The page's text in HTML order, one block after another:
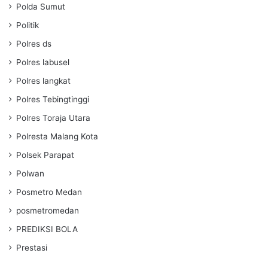
Polda Sumut
Politik
Polres ds
Polres labusel
Polres langkat
Polres Tebingtinggi
Polres Toraja Utara
Polresta Malang Kota
Polsek Parapat
Polwan
Posmetro Medan
posmetromedan
PREDIKSI BOLA
Prestasi